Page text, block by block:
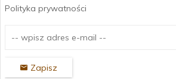
Polityka prywatności
Zapisz